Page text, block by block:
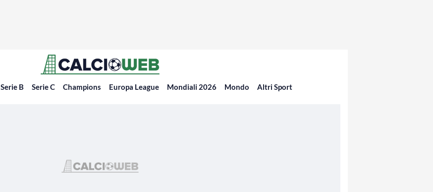
Serie B Serie C Champions Europa League Mondiali 2026 Mondo Altri Sport